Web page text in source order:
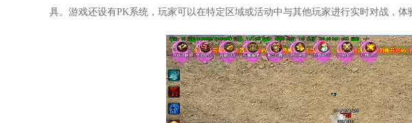
具。游戏还设有PK系统，玩家可以在特定区域或活动中与其他玩家进行实时对战，体